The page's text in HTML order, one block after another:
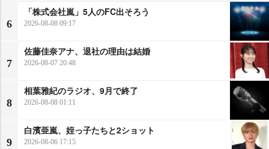
6
「株式会社嵐」5人のFC出そろう
2026-08-08 09:17
7
佐藤佳奈アナ、退社の理由は結婚
2026-08-07 20:48
8
相葉雅紀のラジオ、9月で終了
2026-08-08 01:11
9
白濱亜嵐、姪っ子たちと2ショット
2026-08-06 17:15